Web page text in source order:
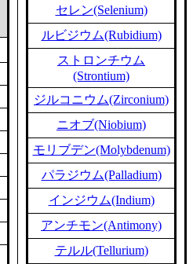
セレン(Selenium)
ルビジウム(Rubidium)
ストロンチウム
(Strontium)
ジルコニウム(Zirconium)
ニオブ(Niobium)
モリブデン(Molybdenum)
パラジウム(Palladium)
インジウム(Indium)
アンチモン(Antimony)
テルル(Tellurium)